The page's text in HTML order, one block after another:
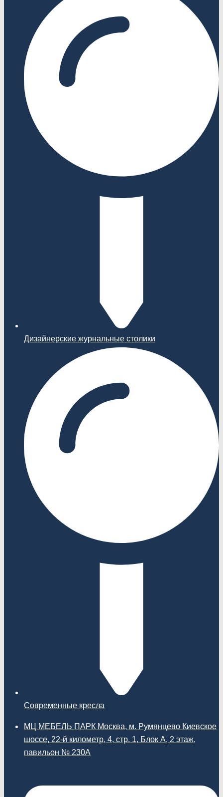
Дизайнерские журнальные столики
Современные кресла
МЦ МЕБЕЛЬ ПАРК Москва, м. Румянцево Киевское
шоссе, 22-й километр, 4, стр. 1, Блок А, 2 этаж,
павильон № 230А